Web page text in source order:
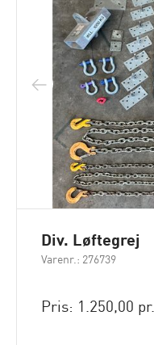
Div. Løftegrej
Varenr.: 276739
Pris: 1.250,00